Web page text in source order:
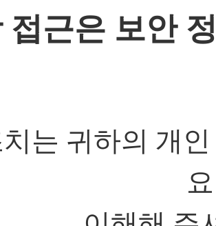
접근은 보안
는 귀하의 개